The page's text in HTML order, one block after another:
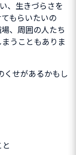
、生きづらさを
もらいたいの
、周囲の人たち
うこともありま
せがあるかもし